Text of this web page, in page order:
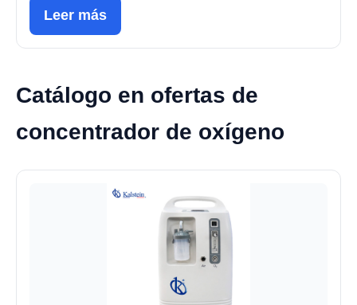
Leer más
Catálogo en ofertas de
concentrador de oxígeno